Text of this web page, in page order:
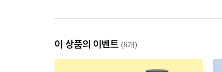
이 상품의 이벤트 (6개)